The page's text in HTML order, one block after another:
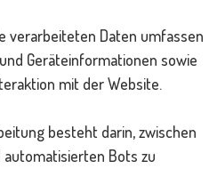
verarbeiteten Daten umfassen
Geräteinformationen sowie
mit der Website.
besteht darin, zwischen
Bots zu